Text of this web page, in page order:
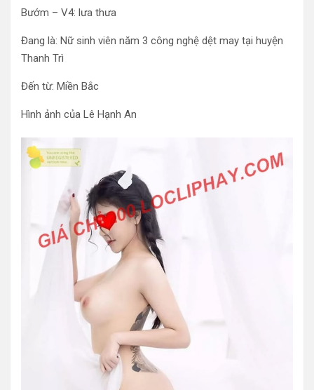
Bướm – V4: lưa thưa
Đang là: Nữ sinh viên năm 3 công nghệ dệt may tại huyện
Thanh Trì
Đến từ: Miền Bắc
Hình ảnh của Lê Hạnh An